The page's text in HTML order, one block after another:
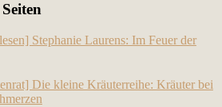
Stephanie Laurens: Im Feuer der
Die kleine Kräuterreihe: Kräuter bei